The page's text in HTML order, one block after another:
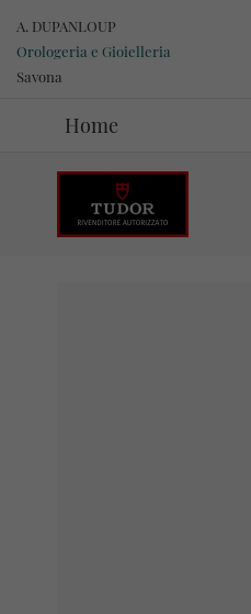
A. DUPANLOUP
Orologeria e Gioielleria
Savona
Home